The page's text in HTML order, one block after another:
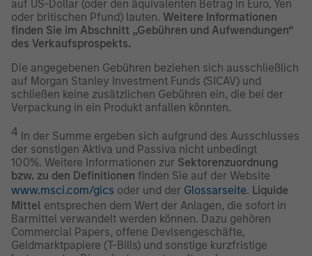
auf US-Dollar (oder den äquivalenten Betrag in Euro, Yen
oder britischen Pfund) lauten. Weitere Informationen
finden Sie im Abschnitt „Gebühren und Aufwendungen“
des Verkaufsprospekts.
Die angegebenen Gebühren beziehen sich ausschließlich
auf Morgan Stanley Investment Funds (SICAV) und
schließen keine zusätzlichen Gebühren ein, die bei der
Verpackung in ein Produkt anfallen könnten.
4 In der Summe ergeben sich aufgrund des Ausschlusses
der sonstigen Aktiva und Passiva nicht unbedingt
100%. Weitere Informationen zur Sektorenzuordnung
bzw. zu den Definitionen finden Sie auf der Website
www.msci.com/gics oder und der Glossarseite. Liquide
Mittel entsprechen dem Wert der Anlagen, die sofort in
Barmittel verwandelt werden können. Dazu gehören
Commercial Papers, offene Devisengeschäfte,
Geldmarktpapiere (T-Bills) und sonstige kurzfristige